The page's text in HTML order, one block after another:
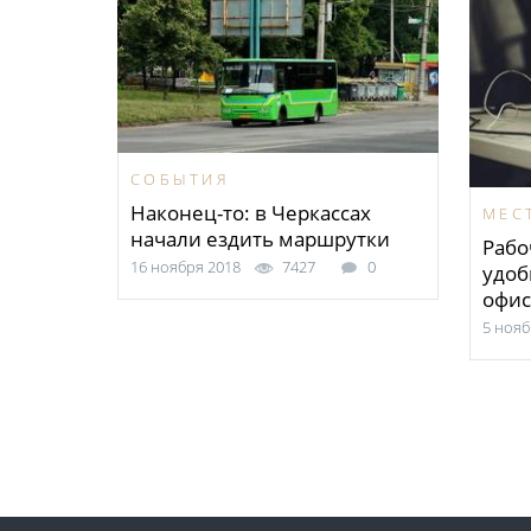
СОБЫТИЯ
Наконец-то: в Черкассах
начали ездить маршрутки
16 ноября 2018 7427 0
5